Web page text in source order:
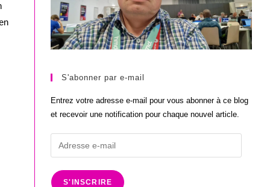
S'abonner par e-mail
Entrez votre adresse e-mail pour vous abonner à ce blog
et recevoir une notification pour chaque nouvel article.
Adresse
e-
mail
S'INSCRIRE